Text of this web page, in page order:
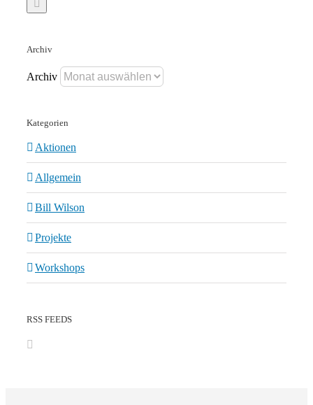
Archiv
Archiv
Kategorien
Aktionen
Allgemein
Bill Wilson
Projekte
Workshops
RSS FEEDS